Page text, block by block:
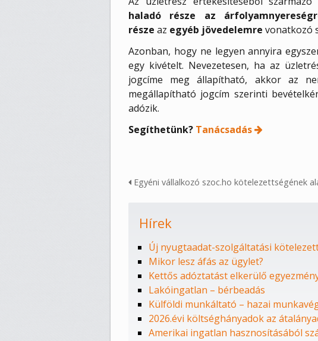
haladó része
az
része az egyéb jövedelemre vonatkozó
Azonban, hogy ne legyen annyira
egy kivételt. Nevezetesen, ha az
jogcíme meg állapítható, akkor az
megállapítható jogcím szerinti
adózik.
Segíthetünk? Tanácsadás
Egyéni vállalkozó szoc.ho kötelezettségének
Hírek
Új nyugtaadat-szolgáltatási
Mikor lesz áfás az ügylet?
Kettős adóztatást elkerülő
Lakóingatlan – bérbeadás
Külföldi munkáltató – hazai
2026.évi költséghányadok az
Amerikai ingatlan hasznosításából